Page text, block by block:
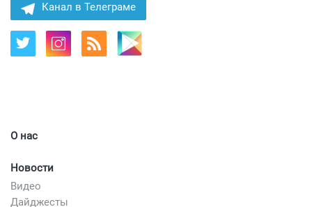
Канал в Телеграме
О нас
Новости
Видео
Дайджесты